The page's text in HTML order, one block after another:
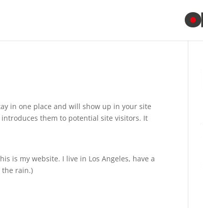
in one place and will show up in your site
them to potential site visitors. It
is my website. I live in Los Angeles, have a
the rain.)